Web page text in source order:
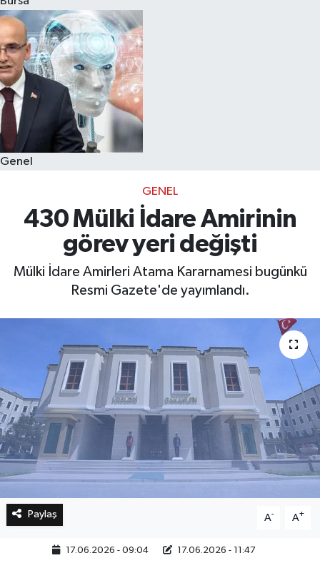
Genel
GENEL
430 Mülki İdare Amirinin
görev yeri değişti
Mülki İdare Amirleri Atama Kararnamesi bugünkü
Resmi Gazete'de yayımlandı.
Paylaş A- A+
17.06.2026 - 09:04 17.06.2026 - 11:47
Eğitim
Sağlık
Dünya
Magazin
Kültür & Sanat
Teknoloji
Bilim
Genel
Bilim, Teknoloji